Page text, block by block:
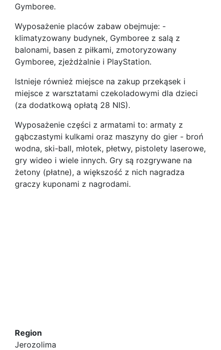
Gymboree.
Wyposażenie placów zabaw obejmuje: -
klimatyzowany budynek, Gymboree z salą z
balonami, basen z piłkami, zmotoryzowany
Gymboree, zjeżdżalnie i PlayStation.
Istnieje również miejsce na zakup przekąsek i
miejsce z warsztatami czekoladowymi dla dzieci
(za dodatkową opłatą 28 NIS).
Wyposażenie części z armatami to: armaty z
gąbczastymi kulkami oraz maszyny do gier - broń
wodna, ski-ball, młotek, płetwy, pistolety laserowe,
gry wideo i wiele innych. Gry są rozgrywane na
żetony (płatne), a większość z nich nagradza
graczy kuponami z nagrodami.
Region
Jerozolima